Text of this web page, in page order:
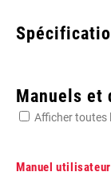
Manuels et
Afficher toutes
Manuel utilisateur